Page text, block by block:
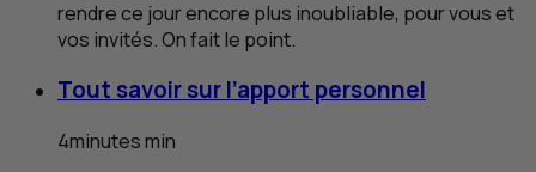
rendre ce jour encore plus inoubliable, pour vous et
vos invités. On fait le point.
Tout savoir sur l’apport personnel
4minutesmin